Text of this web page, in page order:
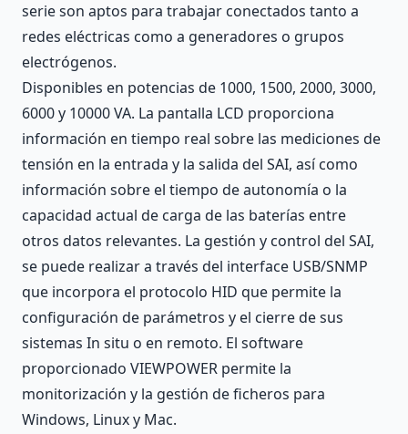
serie son aptos para trabajar conectados tanto a
redes eléctricas como a generadores o grupos
electrógenos.
Disponibles en potencias de 1000, 1500, 2000, 3000,
6000 y 10000 VA. La pantalla LCD proporciona
información en tiempo real sobre las mediciones de
tensión en la entrada y la salida del SAI, así como
información sobre el tiempo de autonomía o la
capacidad actual de carga de las baterías entre
otros datos relevantes. La gestión y control del SAI,
se puede realizar a través del interface USB/SNMP
que incorpora el protocolo HID que permite la
configuración de parámetros y el cierre de sus
sistemas In situ o en remoto. El software
proporcionado VIEWPOWER permite la
monitorización y la gestión de ficheros para
Windows, Linux y Mac.